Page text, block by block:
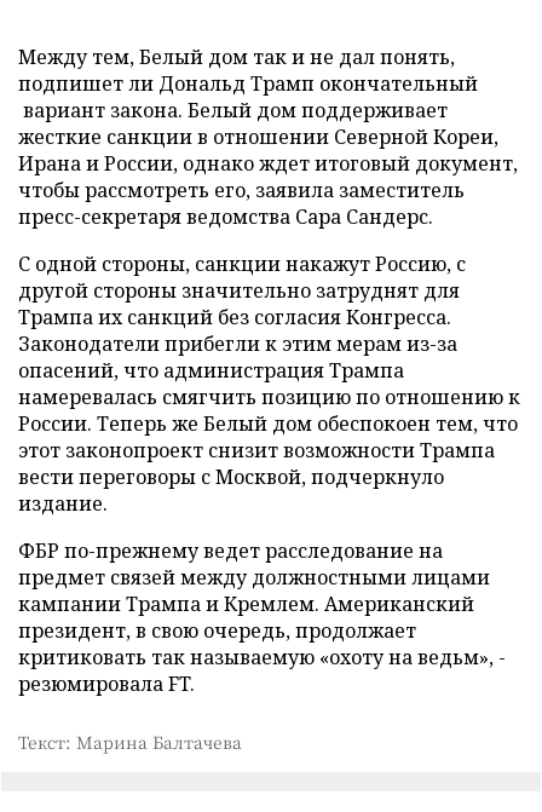
Между тем, Белый дом так и не дал понять,
подпишет ли Дональд Трамп окончательный
вариант закона. Белый дом поддерживает
жесткие санкции в отношении Северной Кореи,
Ирана и России, однако ждет итоговый документ,
чтобы рассмотреть его, заявила заместитель
пресс-секретаря ведомства Сара Сандерс.
С одной стороны, санкции накажут Россию, с
другой стороны значительно затруднят для
Трампа их санкций без согласия Конгресса.
Законодатели прибегли к этим мерам из-за
опасений, что администрация Трампа
намеревалась смягчить позицию по отношению к
России. Теперь же Белый дом обеспокоен тем, что
этот законопроект снизит возможности Трампа
вести переговоры с Москвой, подчеркнуло
издание.
ФБР по-прежнему ведет расследование на
предмет связей между должностными лицами
кампании Трампа и Кремлем. Американский
президент, в свою очередь, продолжает
критиковать так называемую «охоту на ведьм», -
резюмировала FT.
Текст: Марина Балтачева